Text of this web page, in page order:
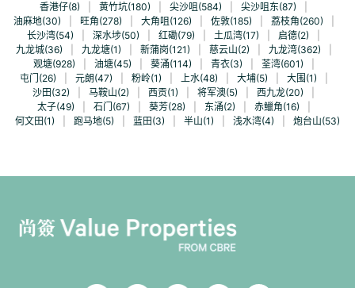
香港仔(8)
黄竹坑(180) 尖沙咀(584) 尖沙咀东(87)
油麻地(30)
旺角(278) 大角咀(126) 佐敦(185) 荔枝角(260)
长沙湾(54)
深水埗(50) 红磡(79) 土瓜湾(17) 启德(2)
九龙城(36)
九龙塘(1) 新蒲岗(121) 慈云山(2) 九龙湾(362)
观塘(928)
油塘(45) 葵涌(114) 青衣(3) 荃湾(601)
屯门(26)
元朗(47) 粉岭(1) 上水(48) 大埔(5) 大围(1)
沙田(32)
马鞍山(2) 西贡(1) 将军澳(5) 西九龙(20)
太子(49)
石门(67) 葵芳(28) 东涌(2) 赤鱲角(16)
何文田(1)
跑马地(5) 蓝田(3) 半山(1) 浅水湾(4) 炮台山(53)